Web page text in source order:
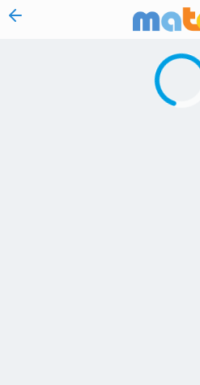
vai al contenuto